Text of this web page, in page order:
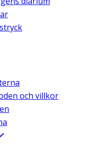
och villkor